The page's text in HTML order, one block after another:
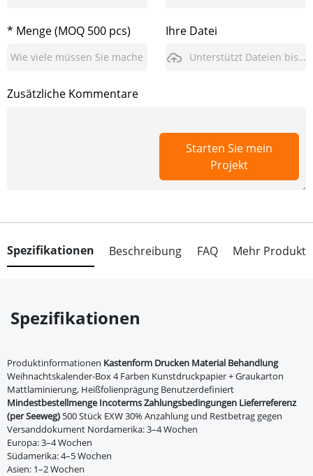
* Menge (MOQ 500 pcs) Ihre Datei
Unterstützt Dateien bis zu 3GB
Zusätzliche Kommentare
Starten Sie mein
Projekt
Spezifikationen Beschreibung FAQ Mehr Produkt
Spezifikationen
Produktinformationen Kastenform Drucken Material Behandlung
Weihnachtskalender-Box 4 Farben Kunstdruckpapier + Graukarton
Mattlaminierung, Heißfolienprägung Benutzerdefiniert
Mindestbestellmenge IncotermsZahlungsbedingungen Lieferreferenz
(per Seeweg) 500 Stück EXW 30% Anzahlung und Restbetrag gegen
Versanddokument Nordamerika: 3–4 Wochen
Europa: 3–4 Wochen
Südamerika: 4–5 Wochen
Asien: 1–2 Wochen